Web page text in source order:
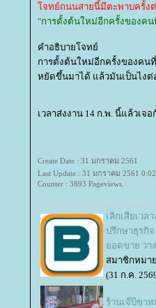
จทย์ถนนสายนี้มีตะพาบครั้งต่
"การตั้งต้นใหม่อีกครั้งของคน
คำอธิบายโจทย์
การตั้งต้นใหม่อีกครั้งของคน
หยัดขึ้นมาได้ แล้วมันเป็นไงต่
เวลาส่งงาน 14 ก.พ. นี้แล้วเจอ
Create Date : 31 มกราคม 2561
Last Update : 31 มกราคม 2561
Counter : 3893 Pageviews.
เลิกเสียเวล
ปรึกษาธุรกิ
อดขาย วาง
สมาชิกหมา
(31 ก.ค.
ร้านเจ๊บีขา